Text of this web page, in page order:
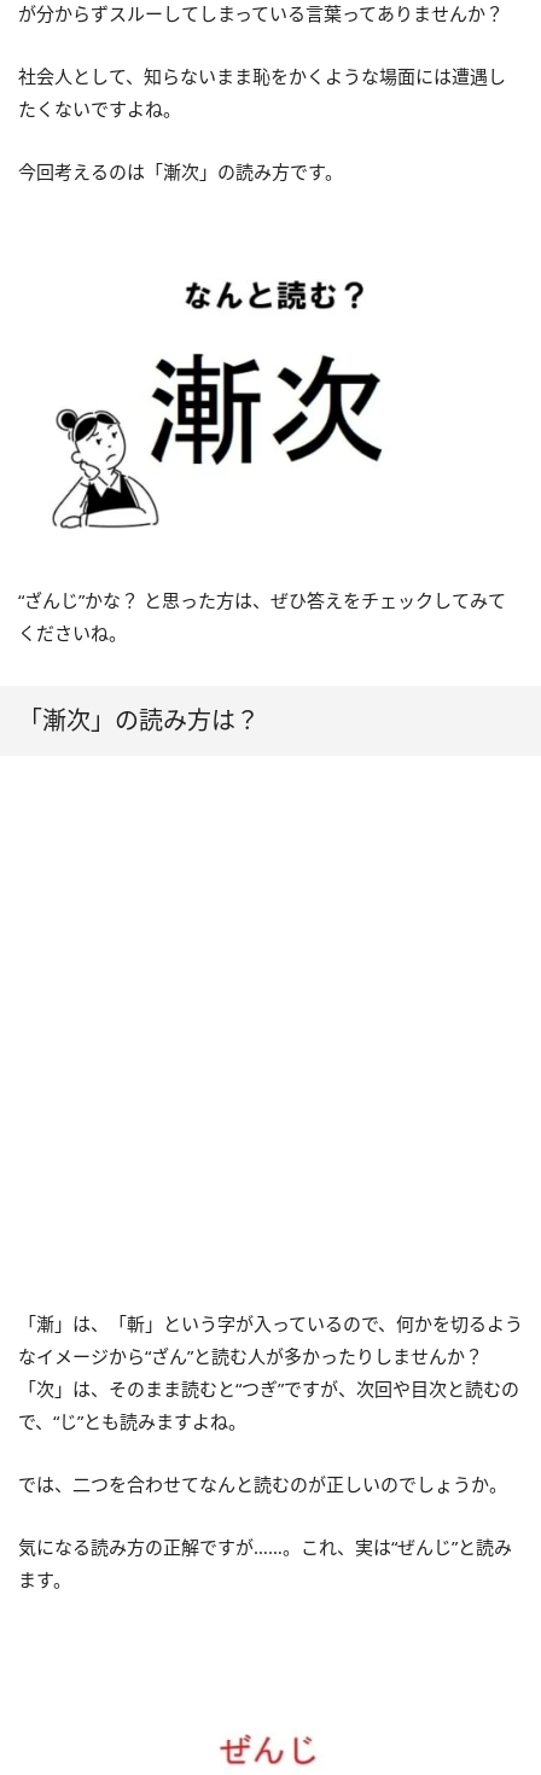
が分からずスルーしてしまっている言葉ってありませんか？
社会人として、知らないまま恥をかくような場面には遭遇し
たくないですよね。
今回考えるのは「漸次」の読み方です。
“ざんじ”かな？ と思った方は、ぜひ答えをチェックしてみて
くださいね。
「漸次」の読み方は？
「漸」は、「斬」という字が入っているので、何かを切るよう
なイメージから“ざん”と読む人が多かったりしませんか？
「次」は、そのまま読むと“つぎ”ですが、次回や目次と読むの
で、“じ”とも読みますよね。
では、二つを合わせてなんと読むのが正しいのでしょうか。
気になる読み方の正解ですが……。これ、実は“ぜんじ”と読み
ます。